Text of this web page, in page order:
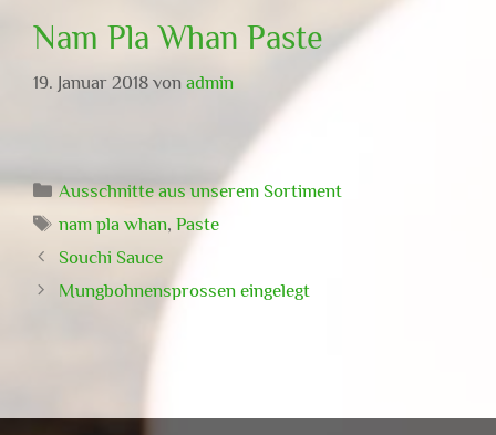
Nam Pla Whan Paste
19. Januar 2018 von admin
Kategorien
Ausschnitte aus unserem Sortiment
Schlagwörter
nam pla whan,Paste
Souchi Sauce
Mungbohnensprossen eingelegt